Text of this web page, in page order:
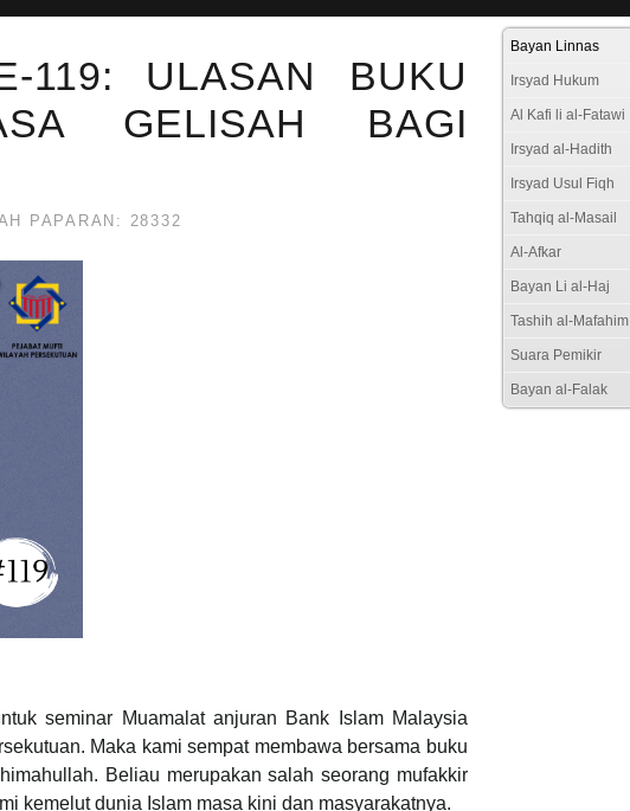
119: ULASAN BUKU
GELISAH BAGI
PAPARAN: 28332
seminar Muamalat anjuran Bank Islam Malaysia
Maka kami sempat membawa bersama buku
Beliau merupakan salah seorang mufakkir
kemelut dunia Islam masa kini dan masyarakatnya.
Bayan Linnas
Irsyad Hukum
Al Kafi li al-Fatawi
Irsyad al-Hadith
Irsyad Usul Fiqh
Tahqiq al-Masail
Al-Afkar
Bayan Li al-Haj
Tashih al-Mafahim
Suara Pemikir
Bayan al-Falak